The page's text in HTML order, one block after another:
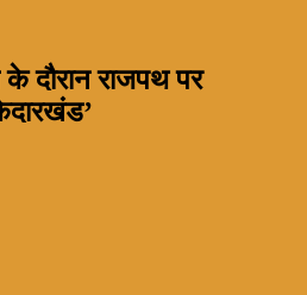
दौरान राजपथ पर